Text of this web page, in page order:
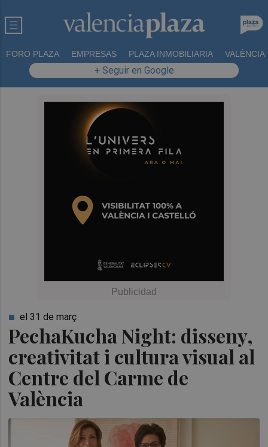
FORO PLAZA EMPRESAS PLAZA INMOBILIARIA VALÈNCIA
+ Seguir en Google
PechaKucha Night: disseny,
creativitat i cultura visual al
Centre del Carme de
València
el 31 de març